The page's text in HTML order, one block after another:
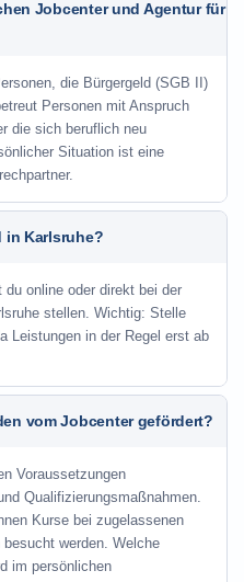
Jobcenter und Agentur für
die Bürgergeld (SGB II)
Personen mit Anspruch
die sich beruflich neu
Situation ist eine
in Karlsruhe?
du online oder direkt bei der
stellen. Wichtig: Stelle
Leistungen in der Regel erst ab
vom Jobcenter gefördert?
Voraussetzungen
Qualifizierungsmaßnahmen.
Kurse bei zugelassenen
werden. Welche
im persönlichen